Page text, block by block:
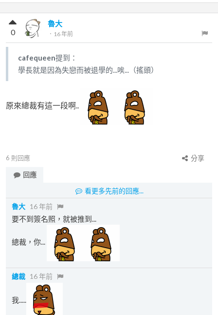
魯大
． 16 年前
0
cafequeen提到：
學長就是因為失戀而被退學的...唉...（搖頭）
原來總裁有這一段啊..
6 則回應
分享
回應
看更多先前的回應...
魯大 16 年前
要不到簽名照，就被推到...
總裁，你...
總裁 16 年前
我.....